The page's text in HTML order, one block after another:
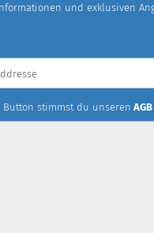
und exklusiven
Button stimmst du unseren AGB